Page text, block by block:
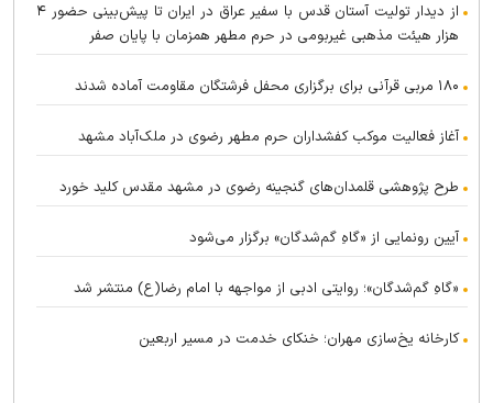
از دیدار تولیت آستان قدس با سفیر عراق در ایران تا پیش‌بینی حضور ۴
هزار هیئت مذهبی غیربومی در حرم مطهر همزمان با پایان صفر
۱۸۰ مربی قرآنی برای برگزاری محفل فرشتگان مقاومت آماده شدند
آغاز فعالیت موکب کفشداران حرم مطهر رضوی در ملک‌آباد مشهد
طرح پژوهشی قلمدان‌های گنجینه رضوی در مشهد مقدس کلید خورد
آیین رونمایی از «گاهِ گم‌شدگان» برگزار می‌شود
«گاهِ گم‌شدگان»؛ روایتی ادبی از مواجهه با امام رضا(ع) منتشر شد
کارخانه یخ‌سازی مهران؛ خنکای خدمت در مسیر اربعین